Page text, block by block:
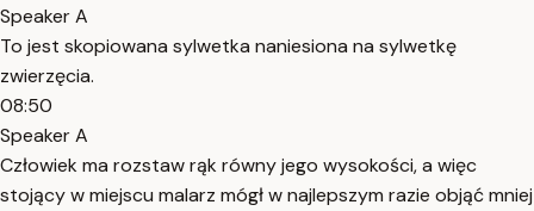
Speaker A
To jest skopiowana sylwetka naniesiona na sylwetkę
zwierzęcia.
08:50
Speaker A
Człowiek ma rozstaw rąk równy jego wysokości, a więc
stojący w miejscu malarz mógł w najlepszym razie objąć mniej